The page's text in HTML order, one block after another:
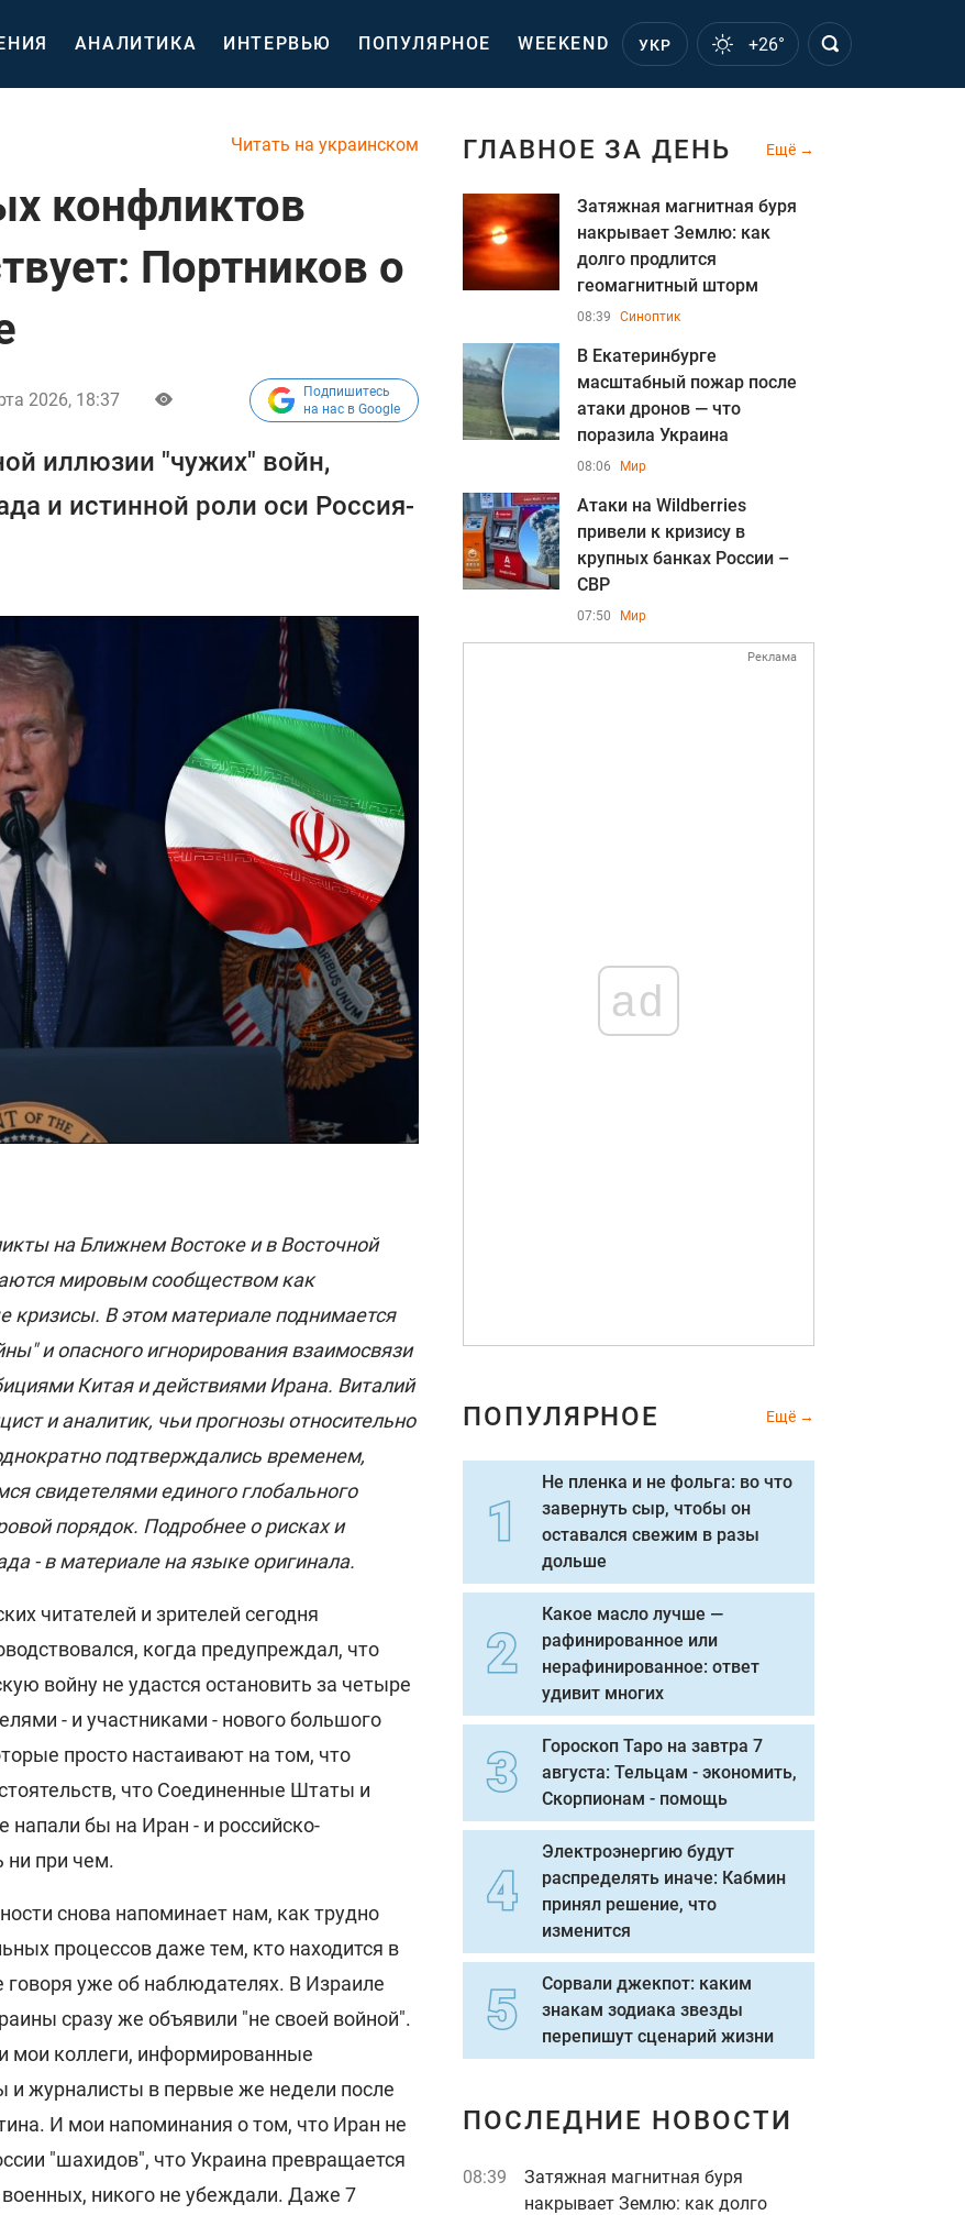
АНАЛИТИКА ИНТЕРВЬЮ ПОПУЛЯРНОЕ WEEKEND УКР +26°
Читать на украинском
конфликтов
Портников о
2026, 18:37
Подпишитесь
на нас в Google
иллюзии "чужих" войн,
и истинной роли оси Россия-
на Ближнем Востоке и в Восточной
мировым сообществом как
кризисы. В этом материале поднимается
и опасного игнорирования взаимосвязи
Китая и действиями Ирана. Виталий
и аналитик, чьи прогнозы относительно
подтверждались временем,
свидетелями единого глобального
порядок. Подробнее о рисках и
- в материале на языке оригинала.
читателей и зрителей сегодня
когда предупреждал, что
войну не удастся остановить за четыре
- и участниками - нового большого
просто настаивают на том, что
что Соединенные Штаты и
напали бы на Иран - и российско-
ни при чем.
снова напоминает нам, как трудно
процессов даже тем, кто находится в
говоря уже об наблюдателях. В Израиле
сразу же объявили "не своей войной".
мои коллеги, информированные
и журналисты в первые же недели после
И мои напоминания о том, что Иран не
"шахидов", что Украина превращается
военных, никого не убеждали. Даже 7
ГЛАВНОЕ ЗА ДЕНЬ Ещё
Затяжная магнитная буря
накрывает Землю: как
долго продлится
геомагнитный шторм
08:39 Синоптик
В Екатеринбурге
масштабный пожар после
атаки дронов — что
поразила Украина
08:06 Мир
Атаки на Wildberries
привели к кризису в
крупных банках России –
СВР
07:50 Мир
Реклама
ad
ПОПУЛЯРНОЕ Ещё
Не пленка и не фольга: во что
завернуть сыр, чтобы он
оставался свежим в разы
дольше
Какое масло лучше —
рафинированное или
нерафинированное: ответ
удивит многих
Гороскоп Таро на завтра 7
августа: Тельцам - экономить,
Скорпионам - помощь
Электроэнергию будут
распределять иначе: Кабмин
принял решение, что
изменится
Сорвали джекпот: каким
знакам зодиака звезды
перепишут сценарий жизни
ПОСЛЕДНИЕ НОВОСТИ
08:39
Затяжная магнитная буря
накрывает Землю: как долго